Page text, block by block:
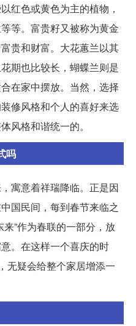
红色或黄色为主的植物，
等。富贵籽又被称为黄金
贵和财富。大花蕙兰以其
期也比较长，蝴蝶兰则是
在家中摆放。当然，选择
修风格和个人的喜好来选
风格和谐统一的。
吗
寓意着祥瑞降临。正是因
国民间，每到春节来临之
”作为春联的一部分，放
。在这样一个喜庆的时
无疑会给整个家居增添一